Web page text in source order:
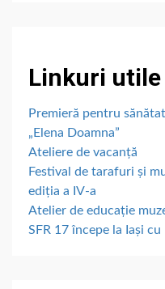
Linkuri utile
Premieră pentru
„Elena Doamna”
Ateliere de vacanță
Festival de tarafuri și
ediția a IV-a
Atelier de educație
SFR 17 începe la Iași